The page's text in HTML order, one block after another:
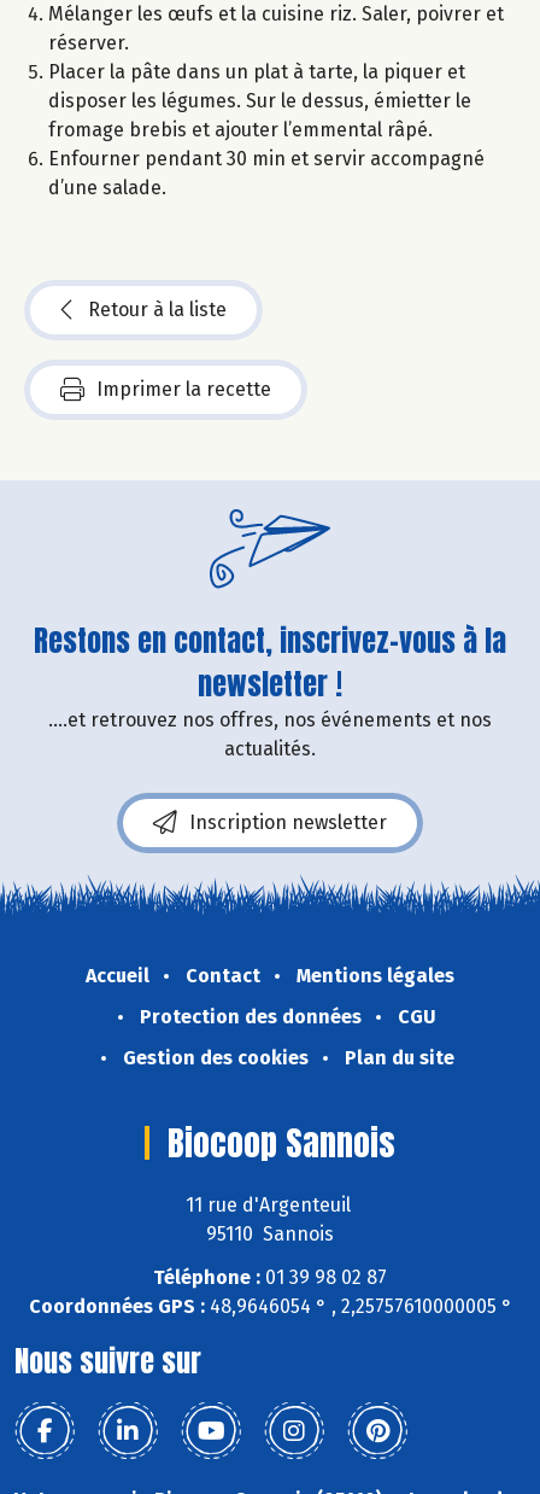
Mélanger les œufs et la cuisine riz. Saler, poivrer et
réserver.
Placer la pâte dans un plat à tarte, la piquer et
disposer les légumes. Sur le dessus, émietter le
fromage brebis et ajouter l’emmental râpé.
Enfourner pendant 30 min et servir accompagné
d’une salade.
Retour à la liste
Imprimer la recette
Restons en contact, inscrivez-vous à la
newsletter !
....et retrouvez nos offres, nos événements et nos
actualités.
Inscription newsletter
Accueil Contact
Mentions légales
Protection des données
CGU
Gestion des cookies
Plan du site
Biocoop Sannois
11 rue d'Argenteuil
95110 Sannois
Téléphone : 01 39 98 02 87
Coordonnées GPS :48,9646054 ° , 2,25757610000005 °
Nous suivre sur